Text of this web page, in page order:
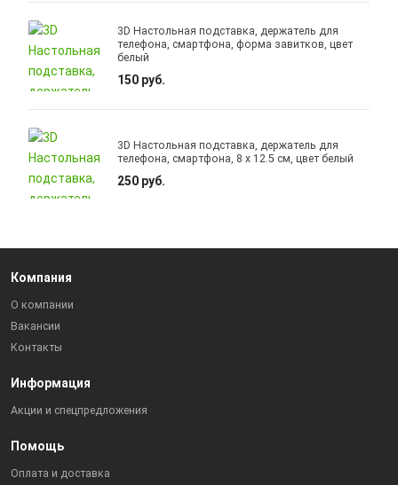
3D Настольная подставка, держатель для
телефона, смартфона, форма завитков, цвет
белый
150 руб.
3D Настольная подставка, держатель для
телефона, смартфона, 8 x 12.5 см, цвет белый
250 руб.
Компания
О компании
Вакансии
Контакты
Информация
Акции и спецпредложения
Помощь
Оплата и доставка